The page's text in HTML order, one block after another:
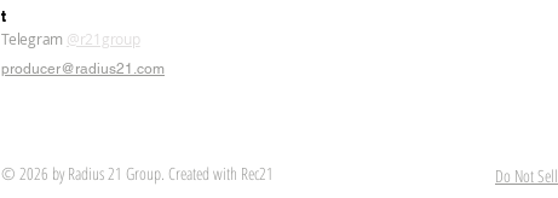
t
Telegram @r21group
producer@radius21.com
© 2026 by Radius 21 Group. Created with Rec21 Do Not